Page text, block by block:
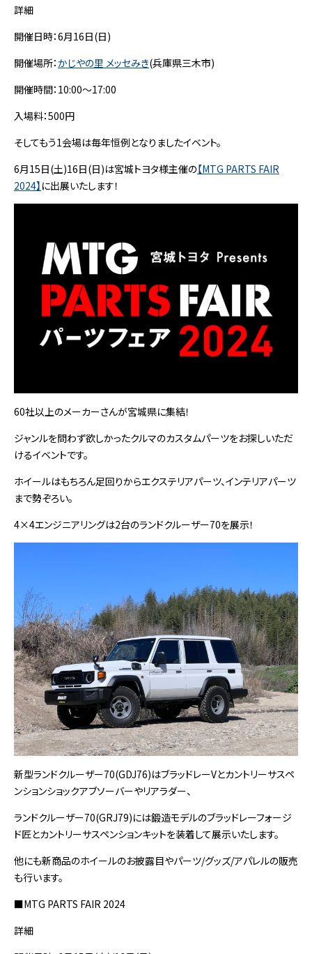
詳細
開催日時：6月16日(日)
開催場所：かじやの里 メッセみき(兵庫県三木市)
開催時間：10:00～17:00
入場料：500円
そしてもう1会場は毎年恒例となりましたイベント。
6月15日(土)16日(日)は宮城トヨタ様主催の【MTG PARTS FAIR
2024】 に出展いたします！
60社以上のメーカーさんが宮城県に集結！
ジャンルを問わず欲しかったクルマのカスタムパーツをお探しいただ
けるイベントです。
ホイールはもちろん足回りからエクステリアパーツ、インテリアパーツ
まで勢ぞろい。
4×4エンジニアリングは2台のランドクルーザー70を展示！
新型ランドクルーザー70(GDJ76)はブラッドレーVとカントリーサスペ
ンションショックアブソーバーやリアラダー、
ランドクルーザー70(GRJ79)には鍛造モデルのブラッドレーフォージ
ド匠とカントリーサスペンションキットを装着して展示いたします。
他にも新商品のホイールのお披露目やパーツ/グッズ/アパレルの販売
も行います。
■MTG PARTS FAIR 2024
詳細